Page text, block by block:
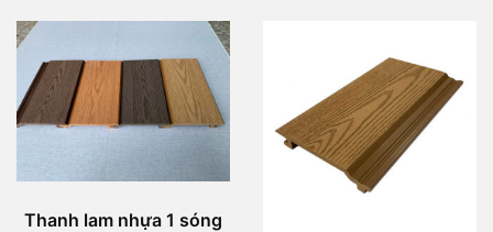
Thanh lam nhựa 1 sóng